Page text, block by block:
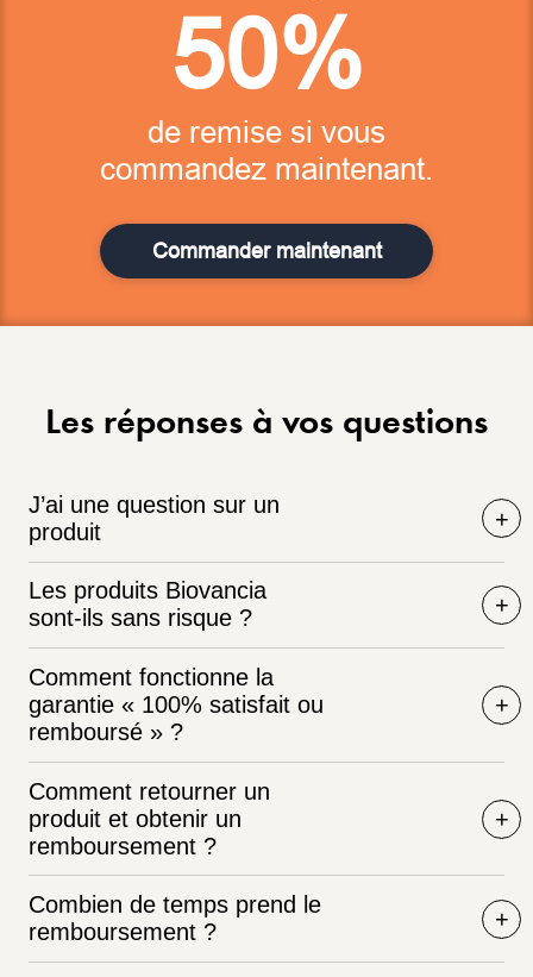
50%
de remise si vous
commandez maintenant.
Commander maintenant
Les réponses à vos questions
J’ai une question sur un
produit
Les produits Biovancia
sont-ils sans risque ?
Comment fonctionne la
garantie « 100% satisfait ou
remboursé » ?
Comment retourner un
produit et obtenir un
remboursement ?
Combien de temps prend le
remboursement ?